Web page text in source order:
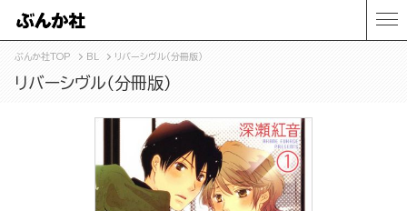
ぶんか社TOP BL リバーシヴル（分冊版）
リバーシヴル（分冊版）